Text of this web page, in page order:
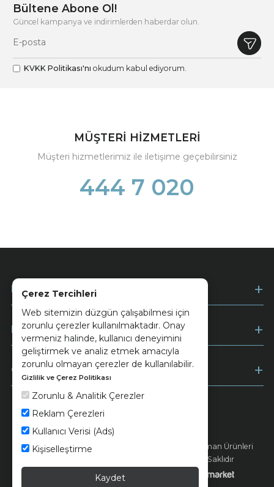
Çerez Tercihleri
Web sitemizin düzgün çalışabilmesi için
zorunlu çerezler kullanılmaktadır. Onay
vermeniz halinde, kullanıcı deneyimini
geliştirmek ve analiz etmek amacıyla
zorunlu olmayan çerezler de kullanılabilir.
Gizlilik ve Çerez Politikası
Zorunlu & Analitik Çerezler
Reklam Çerezleri
Kullanıcı Verisi (Ads)
Kişiselleştirme
Kaydet
Bültene Abone Ol!
Güncel kampanya ve indirimlerden haberdar olun.
KVKK Politikası'nı okudum kabul ediyorum.
MÜŞTERİ HİZMETLERİ
Müşteri hizmetlerimiz ile iletişime geçebilirsiniz
444 7 020
Kurumsal
Müşteri Hizmetleri
Ödeme
Keramika Kvkk ve Çerez Politikası
© 2026 Ünsa Madencilik Turizm Enerji Seramik Orman Ürünleri
Elektrik Üretim San. ve Tic. A.Ş. - Tüm Hakları Saklıdır